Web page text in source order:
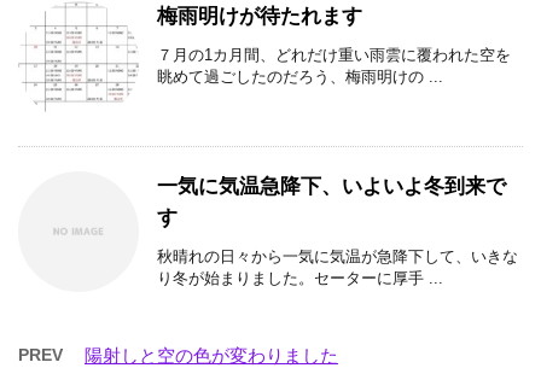
梅雨明けが待たれます
７月の1カ月間、どれだけ重い雨雲に覆われた空を
眺めて過ごしたのだろう、梅雨明けの ...
一気に気温急降下、いよいよ冬到来で
す
秋晴れの日々から一気に気温が急降下して、いきな
り冬が始まりました。セーターに厚手 ...
PREV 陽射しと空の色が変わりました